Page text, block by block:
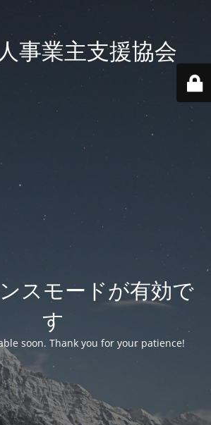
事業主支援協会
スモードが有効で
す
soon. Thank you for your patience!